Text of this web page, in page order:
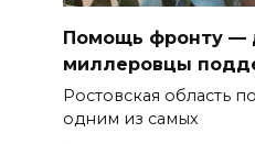
Помощь фронту —
миллеровцы
Ростовская область
одним из самых